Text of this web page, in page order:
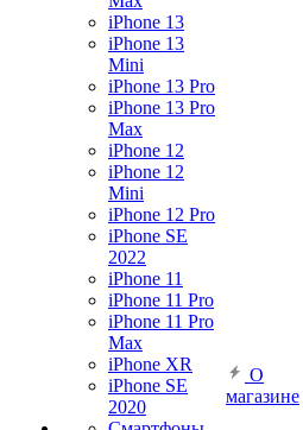
iPhone 13
iPhone 13
Mini
iPhone 13 Pro
iPhone 13 Pro
Max
iPhone 12
iPhone 12
Mini
iPhone 12 Pro
iPhone SE
2022
iPhone 11
iPhone 11 Pro
iPhone 11 Pro
Max
iPhone XR
iPhone SE
2020
О
магазине